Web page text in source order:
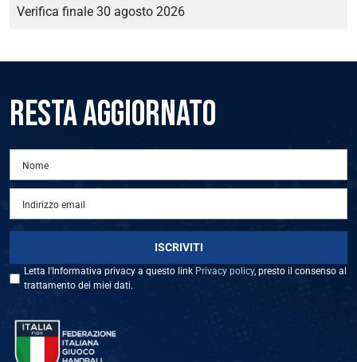
Verifica finale 30 agosto 2026
RESTA AGGIORNATO
Letta l'Informativa privacy a questo link Privacy policy, presto il consenso al
trattamento dei miei dati.